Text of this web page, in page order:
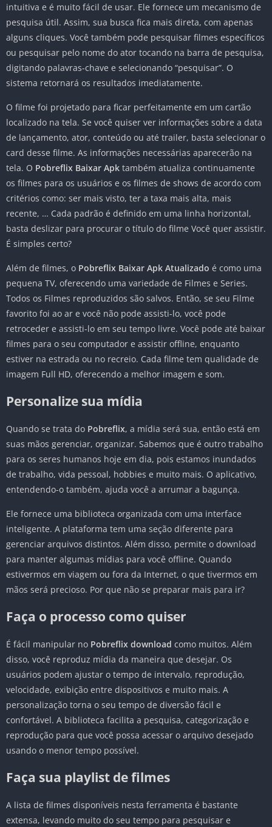
intuitiva e é muito fácil de usar. Ele fornece um mecanismo de
pesquisa útil. Assim, sua busca fica mais direta, com apenas
alguns cliques. Você também pode pesquisar filmes específicos
ou pesquisar pelo nome do ator tocando na barra de pesquisa,
digitando palavras-chave e selecionando “pesquisar”. O
sistema retornará os resultados imediatamente.
O filme foi projetado para ficar perfeitamente em um cartão
localizado na tela. Se você quiser ver informações sobre a data
de lançamento, ator, conteúdo ou até trailer, basta selecionar o
card desse filme. As informações necessárias aparecerão na
tela. O Pobreflix Baixar Apk também atualiza continuamente
os filmes para os usuários e os filmes de shows de acordo com
critérios como: ser mais visto, ter a taxa mais alta, mais
recente, … Cada padrão é definido em uma linha horizontal,
basta deslizar para procurar o título do filme Você quer assistir.
É simples certo?
Além de filmes, o Pobreflix Baixar Apk Atualizado é como uma
pequena TV, oferecendo uma variedade de Filmes e Series.
Todos os Filmes reproduzidos são salvos. Então, se seu Filme
favorito foi ao ar e você não pode assisti-lo, você pode
retroceder e assisti-lo em seu tempo livre. Você pode até baixar
filmes para o seu computador e assistir offline, enquanto
estiver na estrada ou no recreio. Cada filme tem qualidade de
imagem Full HD, oferecendo a melhor imagem e som.
Personalize sua mídia
Quando se trata do Pobreflix, a mídia será sua, então está em
suas mãos gerenciar, organizar. Sabemos que é outro trabalho
para os seres humanos hoje em dia, pois estamos inundados
de trabalho, vida pessoal, hobbies e muito mais. O aplicativo,
entendendo-o também, ajuda você a arrumar a bagunça.
Ele fornece uma biblioteca organizada com uma interface
inteligente. A plataforma tem uma seção diferente para
gerenciar arquivos distintos. Além disso, permite o download
para manter algumas mídias para você offline. Quando
estivermos em viagem ou fora da Internet, o que tivermos em
mãos será precioso. Por que não se preparar mais para ir?
Faça o processo como quiser
É fácil manipular no Pobreflix download como muitos. Além
disso, você reproduz mídia da maneira que desejar. Os
usuários podem ajustar o tempo de intervalo, reprodução,
velocidade, exibição entre dispositivos e muito mais. A
personalização torna o seu tempo de diversão fácil e
confortável. A biblioteca facilita a pesquisa, categorização e
reprodução para que você possa acessar o arquivo desejado
usando o menor tempo possível.
Faça sua playlist de filmes
A lista de filmes disponíveis nesta ferramenta é bastante
extensa, levando muito do seu tempo para pesquisar e